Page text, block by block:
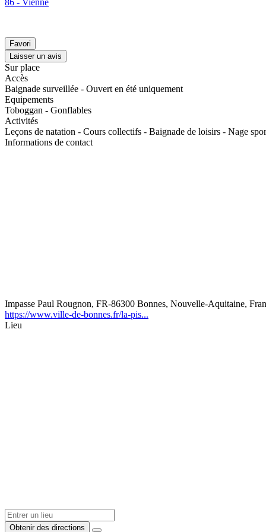
Favori
Laisser un avis
Sur place
Accès
Baignade surveillée - Ouvert en été uniquement
Equipements
Toboggan - Gonflables
Activités
Leçons de natation - Cours collectifs - Baignade de loisirs - Nage
Informations de contact
Impasse Paul Rougnon, FR-86300 Bonnes, Nouvelle-Aquitaine,
https://www.ville-de-bonnes.fr/la-pis...
Lieu
Obtenir des directions